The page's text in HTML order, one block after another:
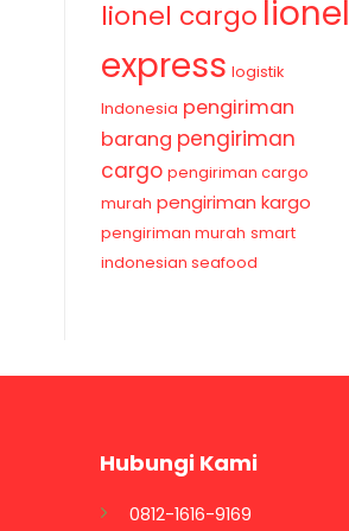
lionel cargo lionel
express logistik
Indonesia pengiriman
barang pengiriman
cargo pengiriman cargo
murah pengiriman kargo
pengiriman murah smart
indonesian seafood
Hubungi Kami
0812-1616-9169